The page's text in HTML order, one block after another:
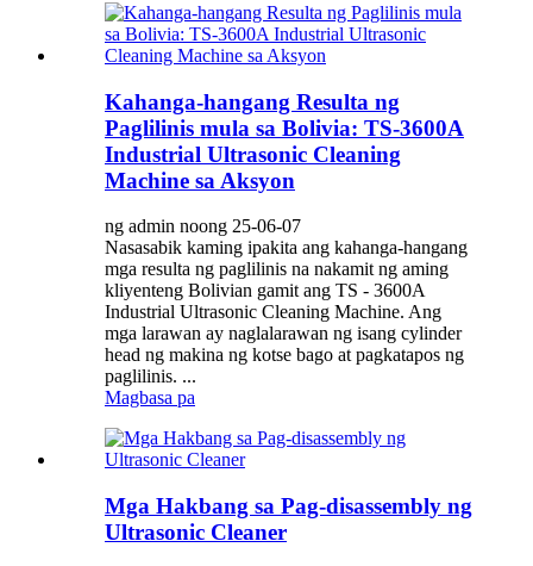
Kahanga-hangang Resulta ng
Paglilinis mula sa Bolivia: TS-3600A
Industrial Ultrasonic Cleaning
Machine sa Aksyon
ng admin noong 25-06-07
Nasasabik kaming ipakita ang kahanga-hangang
mga resulta ng paglilinis na nakamit ng aming
kliyenteng Bolivian gamit ang TS - 3600A
Industrial Ultrasonic Cleaning Machine. Ang
mga larawan ay naglalarawan ng isang cylinder
head ng makina ng kotse bago at pagkatapos ng
paglilinis. ...
Magbasa pa
Mga Hakbang sa Pag-disassembly ng
Ultrasonic Cleaner